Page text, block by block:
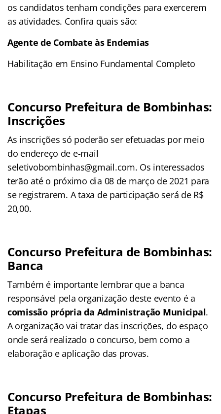
os candidatos tenham condições para exercerem
as atividades. Confira quais são:
Agente de Combate às Endemias
Habilitação em Ensino Fundamental Completo
Concurso Prefeitura de Bombinhas:
Inscrições
As inscrições só poderão ser efetuadas por meio
do endereço de e-mail
seletivobombinhas@gmail.com. Os interessados
terão até o próximo dia 08 de março de 2021 para
se registrarem. A taxa de participação será de R$
20,00.
Concurso Prefeitura de Bombinhas:
Banca
Também é importante lembrar que a banca
responsável pela organização deste evento é a
comissão própria da Administração Municipal.
A organização vai tratar das inscrições, do espaço
onde será realizado o concurso, bem como a
elaboração e aplicação das provas.
Concurso Prefeitura de Bombinhas:
Etapas